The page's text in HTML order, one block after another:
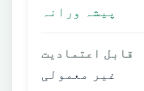
پیشہ ورانہ
قابل اعتمادیت
غیر معمولی